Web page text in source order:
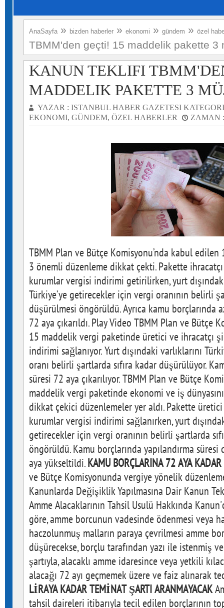
AnaSayfa » bizden haberler » ekonomi » gündem » özel
TBMM'den geçti! 15 maddelik pakette 3
KANUN TEKLIFI
MADDELIK PAKETTE 3
YAZAR : ISTANBUL HABER GAZETESI
EKONOMI, GÜNDEM, ÖZEL HABERLER ZAMAN
TBMM Plan ve Bütçe Komisyonu’nda kabul
3 önemli düzenleme dikkat çekti. Pakette
kurumlar vergisi indirimi getirilirken, yurt
Türkiye’ye getirecekler için vergi oranının belirli
düşürülmesi öngörüldü. Ayrıca kamu borçlarında
72 aya çıkarıldı. Play Video TBMM Plan ve Bütçe
15 maddelik vergi paketinde üretici ve ihracatçı
indirimi sağlanıyor. Yurt dışındaki varlıklarını
oranı belirli şartlarda sıfıra kadar düşürülüyor.
süresi 72 aya çıkarılıyor. TBMM Plan ve Bütçe
maddelik vergi paketinde ekonomi ve iş
dikkat çekici düzenlemeler yer aldı. Pakette
kurumlar vergisi indirimi sağlanırken, yurt
getirecekler için vergi oranının belirli şartlarda
öngörüldü. Kamu borçlarında yapılandırma süresi
aya yükseltildi.KAMU BORÇLARINA 72 AYA
ve Bütçe Komisyonunda vergiye yönelik
Kanunlarda Değişiklik Yapılmasına Dair Kanun
Amme Alacaklarının Tahsil Usulü Hakkında
göre, amme borcunun vadesinde ödenmesi veya
haczolunmuş malların paraya çevrilmesi amme
düşürecekse, borçlu tarafından yazı ile istenmiş
şartıyla, alacaklı amme idaresince veya yetkili
alacağı 72 ayı geçmemek üzere ve faiz alınarak
LİRAYA KADAR TEMİNAT ŞARTI ARANMAYACAKAmme borçlusunun alacaklı tahsil daireleri itibarıyla tecil edilen borçlarının toplamının 1 milyon lirasını aşmadığı takdirde teminat şartı aranılmayacak. Bu tutarın üzerindeki amme alacaklarının tecilinde, gösterilmesi zorunlu teminat tutarı 1 milyon lirayı aşan kısmın yarısı olacak. Cumhurbaşkanı, bu tutarı 10 katına kadar artırmaya, yarısına kadar indirmeye, yeniden kanuni tutarına getirmeye ve alacaklı amme idareleri itibarıyla bu hadler arasında farklı tutar belirlemeye yetkili olacak. VERASET VE İNTİKAL VERGİSİNDE YENİ ORAN Veraset ve İntikal Vergisi Kanunu'na eklenen hükümle, ülkeye yabancı kaynak girişini teşvik ederek Gelir Vergisi Kanunu kapsamında Türkiye dışında elde edilen kazanç ve iratları gelir vergisinden müstesna tutulanlardan, bahse konu istisnadan yararlanılan süre içerisinde veraset ve intikal